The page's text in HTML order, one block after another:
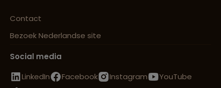
Contact
Bezoek Nederlandse site
Social media
LinkedIn
Facebook Instagram
YouTube